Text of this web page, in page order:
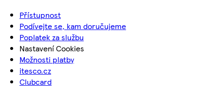
Přístupnost
Podívejte se, kam doručujeme
Poplatek za službu
Nastavení Cookies
Možnosti platby
itesco.cz
Clubcard